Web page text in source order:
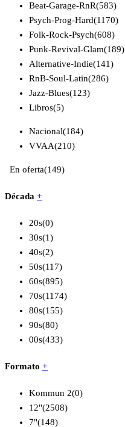
Beat-Garage-RnR(583)
Psych-Prog-Hard(1170)
Folk-Rock-Psych(608)
Punk-Revival-Glam(189)
Alternative-Indie(141)
RnB-Soul-Latin(286)
Jazz-Blues(123)
Libros(5)
Nacional(184)
VVAA(210)
En oferta(149)
Década +
20s(0)
30s(1)
40s(2)
50s(117)
60s(895)
70s(1174)
80s(155)
90s(80)
00s(433)
Formato +
Kommun 2(0)
12"(2508)
7"(148)